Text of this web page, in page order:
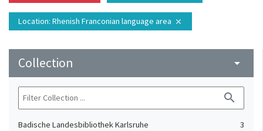
Location: Rhenish Franconian language area close
Collection arrow_drop_down
search
Badische Landesbibliothek Karlsruhe
3